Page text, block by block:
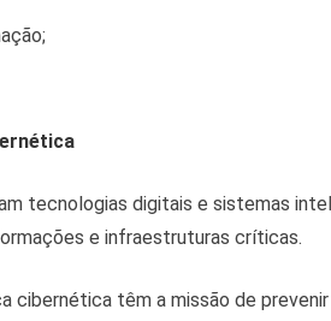
tecnologias digitais e sistemas
e infraestruturas críticas.
cibernética têm a missão de